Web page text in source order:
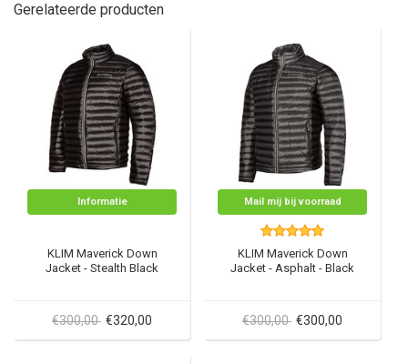
Gerelateerde producten
Informatie
KLIM Maverick Down
Jacket - Stealth Black
€300,00 €320,00
Mail mij bij voorraad
KLIM Maverick Down
Jacket - Asphalt - Black
€300,00 €300,00